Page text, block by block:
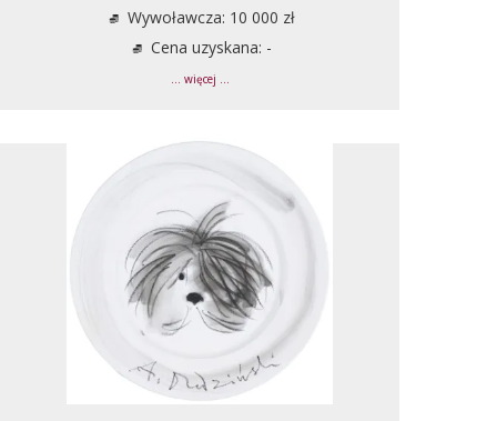
Wywoławcza: 10 000 zł
Cena uzyskana: -
... więcej ...